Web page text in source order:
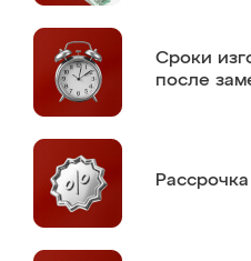
Сроки
после
Рассрочка